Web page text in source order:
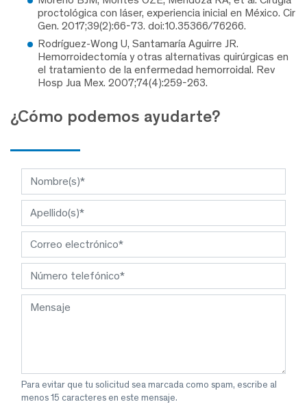
proctológica con láser, experiencia inicial en México. Cir
Gen. 2017;39(2):66-73. doi:10.35366/76266.
Rodríguez-Wong U, Santamaría Aguirre JR.
Hemorroidectomía y otras alternativas quirúrgicas en
el tratamiento de la enfermedad hemorroidal. Rev
Hosp Jua Mex. 2007;74(4):259-263.
¿Cómo podemos ayudarte?
Para evitar que tu solicitud sea marcada como spam, escribe al
menos 15 caracteres en este mensaje.